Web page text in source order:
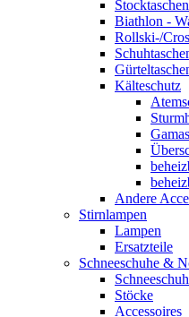
Stocktaschen
Biathlon -
Rollski-/
Kälteschutz
Andere
Stirnlampen
Lampen
Ersatzteile
Schneeschuhe &
Stöcke
Accessoires